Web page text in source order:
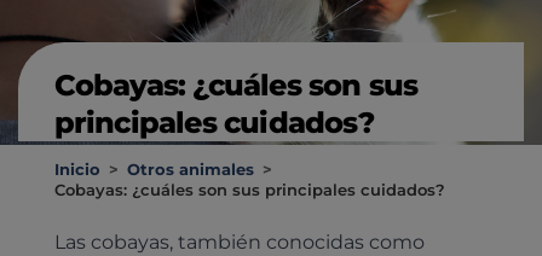
Cobayas: ¿cuáles son sus
principales cuidados?
Inicio > Otros animales >
Cobayas: ¿cuáles son sus principales cuidados?
Las cobayas, también conocidas como